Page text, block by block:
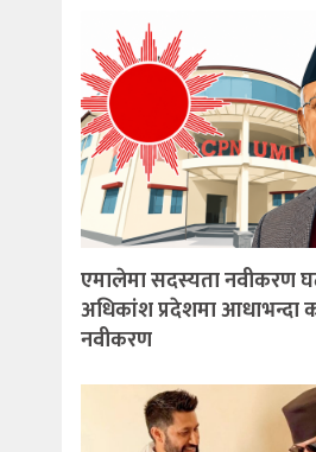
एमालेमा सदस्यता नवीकरण
अधिकांश प्रदेशमा आधाभन्दा
नवीकरण